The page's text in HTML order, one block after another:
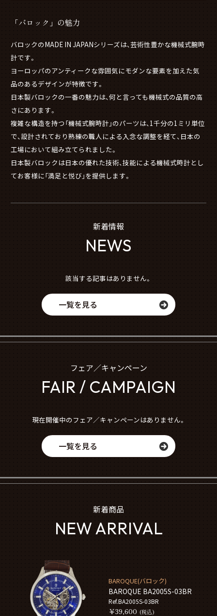
「バロック」の魅力
バロックのMADE IN JAPANシリーズは、芸術性豊かな機械式腕時
計です。
ヨーロッパのアンティークな雰囲気にモダンな要素を加えた気
品のあるデザインが特徴です。
日本製バロックの一番の魅力は、何と言っても機械式の品質の高
さにあります。
複雑な構造を持つ「機械式腕時計」のパーツは、1千分の1ミリ単位
で、設計されており熟練の職人による入念な調整を経て、日本の
工場において組み立てられました。
日本製バロックは日本の優れた技術、技能による機械式時計とし
てお客様に「満足と悦び」を提供します。
新着情報
NEWS
該当する記事はありません。
一覧を見る
フェア／キャンペーン
FAIR / CAMPAIGN
現在開催中のフェア／キャンペーンはありません。
一覧を見る
新着商品
NEW ARRIVAL
BAROQUE(バロック)
BAROQUE BA2005S-03BR
Ref.BA2005S-03BR
￥39,600 (税込)